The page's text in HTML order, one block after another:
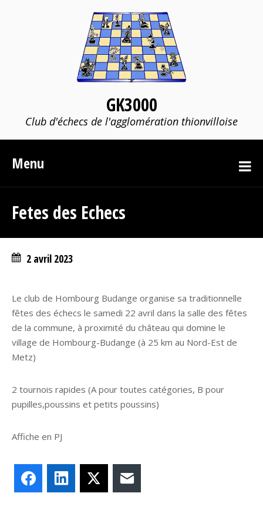
GK3000
Club d'échecs de l'agglomération thionvilloise
Menu
Fetes des Echecs
2 avril 2023
Le club de Hombourg Budange organise sa traditionnelle
fêtes des échecs le samedi 22 avril dans la salle des fêtes
de la commune, à proximité du château qui domine le
village de Hombourg-Budange (à 25 km au Nord-Est de
Metz)
2 tournois rapides (A pour toutes catégories, B pour
pupilles,poussins et petits poussins)
Affiche en PJ
FacebookLinkedIn